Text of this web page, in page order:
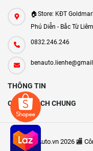
🏠Store: KĐT
Phú Diễn - Bắc Từ
0832.246.246
THÔNG TIN
CHÍNH SÁCH CHUNG
Ⓒ BenAuto.vn 2026 🏬